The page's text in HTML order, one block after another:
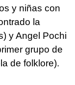
y niñas con
la
y Angel Pochi
grupo de
de folklore).